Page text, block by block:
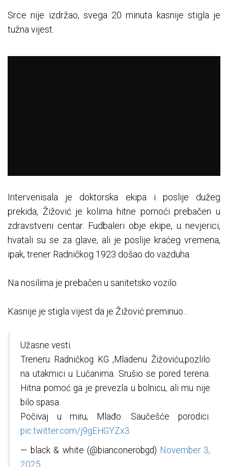
Srce nije izdržao, svega 20 minuta kasnije stigla je
tužna vijest.
Intervenisala je doktorska ekipa i poslije dužeg
prekida, Žižović je kolima hitne pomoći prebačen u
zdravstveni centar. Fudbaleri obje ekipe, u nevjerici,
hvatali su se za glave, ali je poslije kraćeg vremena,
ipak, trener Radničkog 1923 došao do vazduha.
Na nosilima je prebačen u sanitetsko vozilo.
Kasnije je stigla vijest da je Žižović preminuo...
Užasne vesti.
Treneru Radničkog KG ,Mladenu Žižoviću,pozlilo
na utakmici u Lučanima. Srušio se pored terena.
Hitna pomoć ga je prevezla u bolnicu, ali mu nije
bilo spasa
Počivaj u miru, Mlađo. Saučešće porodici.
pic.twitter.com/j9gEHGYZx3
— black & white (@bianconerobgd) November 3,
2025